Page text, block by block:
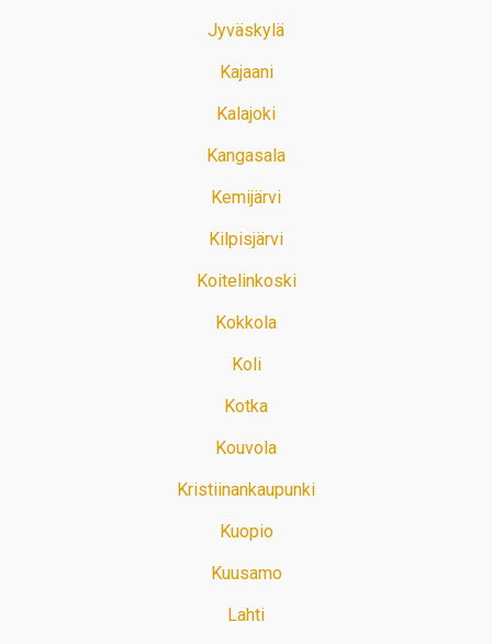
Jyväskylä
Kajaani
Kalajoki
Kangasala
Kemijärvi
Kilpisjärvi
Koitelinkoski
Kokkola
Koli
Kotka
Kouvola
Kristiinankaupunki
Kuopio
Kuusamo
Lahti